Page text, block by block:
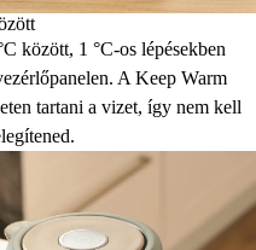
között, 1 °C-os lépésekben
A Keep Warm
tartani a vizet, így nem kell